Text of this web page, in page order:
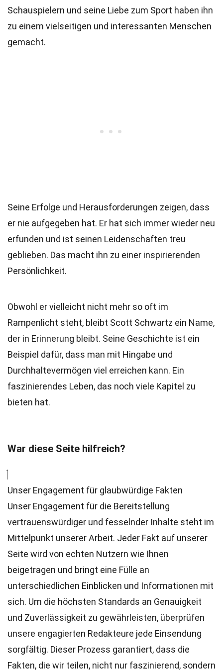
Schauspielern und seine Liebe zum Sport haben ihn
zu einem vielseitigen und interessanten Menschen
gemacht.
Seine Erfolge und Herausforderungen zeigen, dass
er nie aufgegeben hat. Er hat sich immer wieder neu
erfunden und ist seinen Leidenschaften treu
geblieben. Das macht ihn zu einer inspirierenden
Persönlichkeit.
Obwohl er vielleicht nicht mehr so oft im
Rampenlicht steht, bleibt Scott Schwartz ein Name,
der in Erinnerung bleibt. Seine Geschichte ist ein
Beispiel dafür, dass man mit Hingabe und
Durchhaltevermögen viel erreichen kann. Ein
faszinierendes Leben, das noch viele Kapitel zu
bieten hat.
War diese Seite hilfreich?
Unser Engagement für glaubwürdige Fakten
Unser Engagement für die Bereitstellung
vertrauenswürdiger und fesselnder Inhalte steht im
Mittelpunkt unserer Arbeit. Jeder Fakt auf unserer
Seite wird von echten Nutzern wie Ihnen
beigetragen und bringt eine Fülle an
unterschiedlichen Einblicken und Informationen mit
sich. Um die höchsten Standards an Genauigkeit
und Zuverlässigkeit zu gewährleisten, überprüfen
unsere engagierten Redakteure jede Einsendung
sorgfältig. Dieser Prozess garantiert, dass die
Fakten, die wir teilen, nicht nur faszinierend, sondern